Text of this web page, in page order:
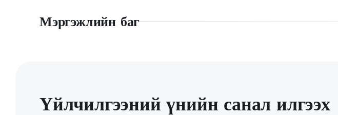
Мэргэжлийн баг
Үйлчилгээний үнийн санал илгээх